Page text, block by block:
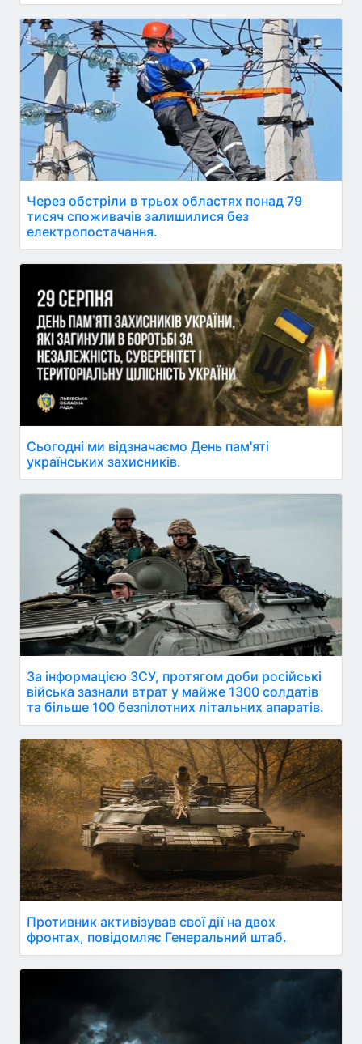
Через обстріли в трьох областях понад 79
тисяч споживачів залишилися без
електропостачання.
Сьогодні ми відзначаємо День пам'яті
українських захисників.
За інформацією ЗСУ, протягом доби російські
війська зазнали втрат у майже 1300 солдатів
та більше 100 безпілотних літальних апаратів.
Противник активізував свої дії на двох
фронтах, повідомляє Генеральний штаб.